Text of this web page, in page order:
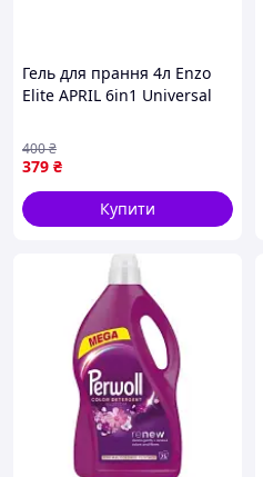
Гель для прання 4л Enzo
Elite APRIL 6in1 Universal
379 ₴
400₴
Купити